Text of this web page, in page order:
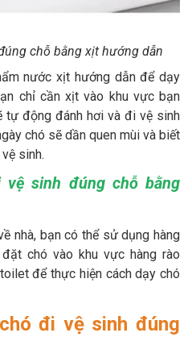
chỗ bằng xịt hướng dẫn
nước xịt hướng dẫn để dạy
chỉ cần xịt vào khu vực bạn
tự động đánh hơi và đi vệ sinh
chó sẽ dần quen mùi và biết
sinh.
sinh đúng chỗ bằng
nhà, bạn có thể sử dụng hàng
chó vào khu vực hàng rào
để thực hiện cách dạy chó
đi vệ sinh đúng